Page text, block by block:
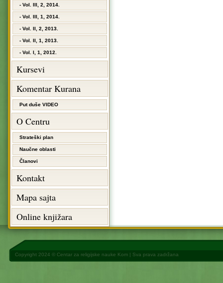
- Vol. III, 2, 2014.
- Vol. III, 1, 2014.
- Vol. II, 2, 2013.
- Vol. II, 1, 2013.
- Vol. I, 1, 2012.
Kursevi
Komentar Kurana
Put duše VIDEO
O Centru
Strateški plan
Naučne oblasti
Članovi
Kontakt
Mapa sajta
Online knjižara
Copyright 2024 © Centar za religijske nauke Kom | Sva prava zadržana